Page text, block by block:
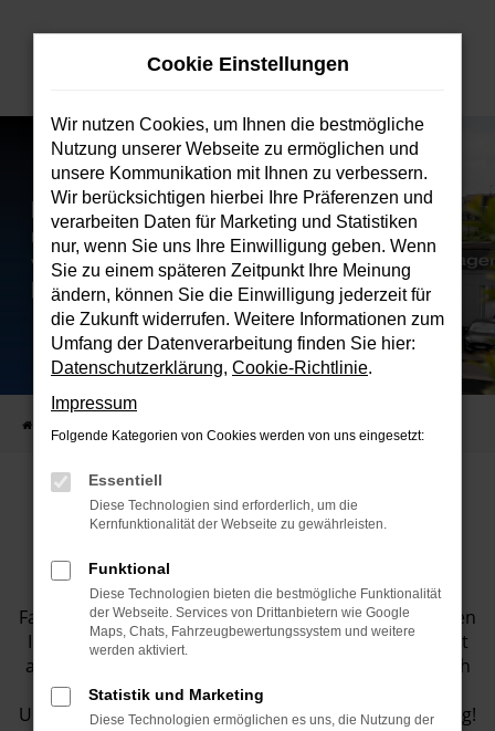
Zum
Fahrzeugbestand
Entdecken Sie eine Vielzahl von top
Fahrzeugangeboten in unserem Showroom! Wir bieten
Ihnen eine große Auswahl an Fahrzeugen, die perfekt
auf Ihre Bedürfnisse abgestimmt sind. Lassen Sie sich
inspirieren und finden Sie Ihr Traumauto bei uns.
Unser Team steht Ihnen jederzeit gerne zur Verfügung!
Cookie Einstellungen
Wir nutzen Cookies, um Ihnen die bestmögliche
Nutzung unserer Webseite zu ermöglichen und
unsere Kommunikation mit Ihnen zu verbessern.
Wir berücksichtigen hierbei Ihre Präferenzen und
verarbeiten Daten für Marketing und Statistiken
nur, wenn Sie uns Ihre Einwilligung geben. Wenn
Sie zu einem späteren Zeitpunkt Ihre Meinung
ändern, können Sie die Einwilligung jederzeit für
die Zukunft widerrufen. Weitere Informationen zum
Umfang der Datenverarbeitung finden Sie hier:
Datenschutzerklärung, Cookie-Richtlinie.
Impressum
Folgende Kategorien von Cookies werden von uns eingesetzt:
Essentiell
Diese Technologien sind erforderlich, um die
Kernfunktionalität der Webseite zu gewährleisten.
Funktional
Diese Technologien bieten die bestmögliche Funktionalität
der Webseite. Services von Drittanbietern wie Google
Maps, Chats, Fahrzeugbewertungssystem und weitere
werden aktiviert.
Statistik und Marketing
Diese Technologien ermöglichen es uns, die Nutzung der